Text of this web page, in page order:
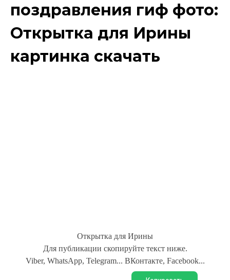
поздравления гиф фото:
Открытка для Ирины
картинка скачать
Открытка для Ирины
Для публикации скопируйте текст ниже.
Viber, WhatsApp, Telegram... ВКонтакте, Facebook...